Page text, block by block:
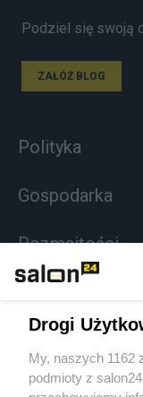
Podziel się swoją
ZAŁÓŻ BLOG
Polityka
Gospodarka
Rozmaitości
Sport
Społeczeństwo
Drogi
My, naszych 1162
podmioty z